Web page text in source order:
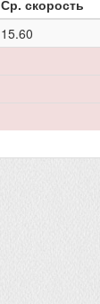
Ср. скорость
15.60